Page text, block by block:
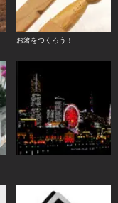
お箸をつくろう！